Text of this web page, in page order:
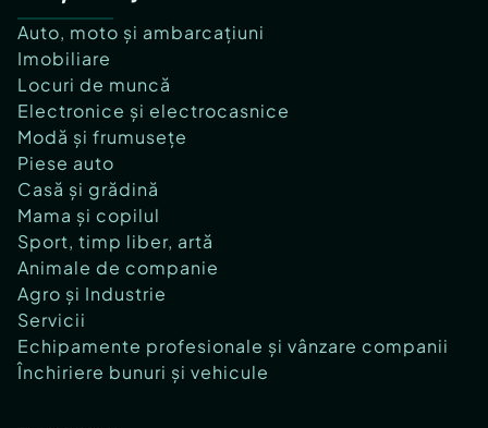
Auto, moto și ambarcațiuni
Imobiliare
Locuri de muncă
Electronice și electrocasnice
Modă și frumusețe
Piese auto
Casă și grădină
Mama și copilul
Sport, timp liber, artă
Animale de companie
Agro și Industrie
Servicii
Echipamente profesionale și vânzare companii
Închiriere bunuri și vehicule